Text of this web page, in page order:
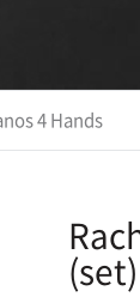
4 Hands
(set)